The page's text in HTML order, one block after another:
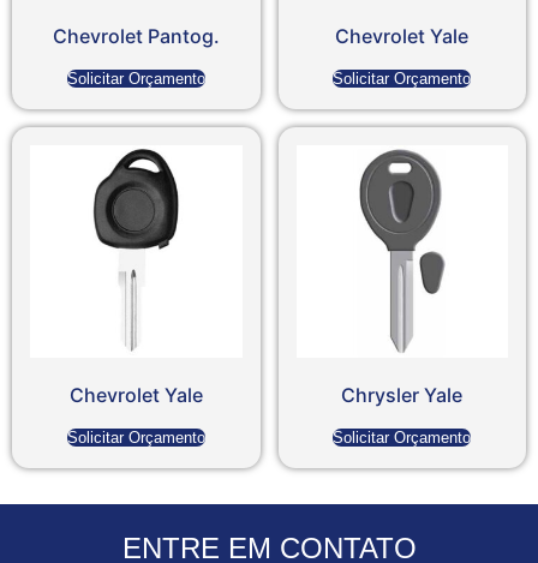
Chevrolet Pantog.
Solicitar Orçamento
Chevrolet Yale
Solicitar Orçamento
Chevrolet Yale
Solicitar Orçamento
Chrysler Yale
Solicitar Orçamento
ENTRE EM CONTATO